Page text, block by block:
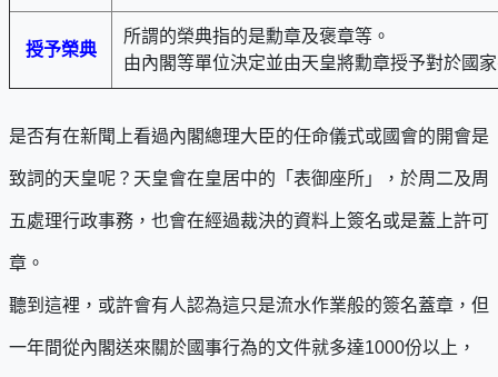
授予榮典
所謂的榮典指的是勳章及褒章等。
由內閣等單位決定並由天皇將勳章授予對於國
是否有在新聞上看過內閣總理大臣的任命儀式或國會的開會是
致詞的天皇呢？天皇會在皇居中的「表御座所」，於周二及周
五處理行政事務，也會在經過裁決的資料上簽名或是蓋上許可
章。
聽到這裡，或許會有人認為這只是流水作業般的簽名蓋章，但
一年間從內閣送來關於國事行為的文件就多達1000份以上，